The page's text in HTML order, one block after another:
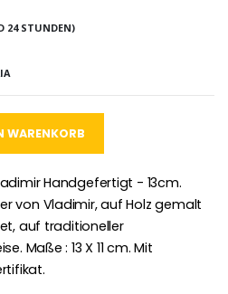
Novenen-Kerze für eine Heilung - 17.5cm
Weiss
€59.90
24 STUNDEN)
WARENKORB
Handgefertigt - 13cm.
von Vladimir, auf Holz gemalt
auf traditioneller
Maße : 13 X 11 cm. Mit